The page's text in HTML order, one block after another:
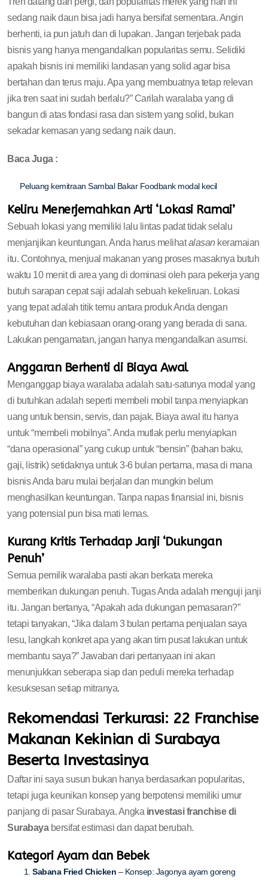
sedang naik daun bisa jadi hanya bersifat sementara. Angin
berhenti, ia pun jatuh dan di lupakan. Jangan terjebak pada
bisnis yang hanya mengandalkan popularitas semu. Selidiki
apakah bisnis ini memiliki landasan yang solid agar bisa
bertahan dan terus maju. Apa yang membuatnya tetap relevan
jika tren saat ini sudah berlalu?” Carilah waralaba yang di
bangun di atas fondasi rasa dan sistem yang solid, bukan
sekadar kemasan yang sedang naik daun.
Baca Juga :
Peluang kemitraan Sambal Bakar Foodbank modal kecil
Keliru Menerjemahkan Arti ‘Lokasi Ramai’
Sebuah lokasi yang memiliki lalu lintas padat tidak selalu
menjanjikan keuntungan. Anda harus melihatalasan keramaian
itu. Contohnya, menjual makanan yang proses masaknya butuh
waktu 10 menit di area yang di dominasi oleh para pekerja yang
butuh sarapan cepat saji adalah sebuah kekeliruan. Lokasi
yang tepat adalah titik temu antara produk Anda dengan
kebutuhan dan kebiasaan orang-orang yang berada di sana.
Lakukan pengamatan, jangan hanya mengandalkan asumsi.
Anggaran Berhenti di Biaya Awal
Menganggap biaya waralaba adalah satu-satunya modal yang
di butuhkan adalah seperti membeli mobil tanpa menyiapkan
uang untuk bensin, servis, dan pajak. Biaya awal itu hanya
untuk “membeli mobilnya”. Anda mutlak perlu menyiapkan
“dana operasional” yang cukup untuk “bensin” (bahan baku,
gaji, listrik) setidaknya untuk 3-6 bulan pertama, masa di mana
bisnis Anda baru mulai berjalan dan mungkin belum
menghasilkan keuntungan. Tanpa napas finansial ini, bisnis
yang potensial pun bisa mati lemas.
Kurang Kritis Terhadap Janji ‘Dukungan
Penuh’
Semua pemilik waralaba pasti akan berkata mereka
memberikan dukungan penuh. Tugas Anda adalah menguji janji
itu. Jangan bertanya, “Apakah ada dukungan pemasaran?”
tetapi tanyakan, “Jika dalam 3 bulan pertama penjualan saya
lesu, langkah konkret apa yang akan tim pusat lakukan untuk
membantu saya?” Jawaban dari pertanyaan ini akan
menunjukkan seberapa siap dan peduli mereka terhadap
kesuksesan setiap mitranya.
Rekomendasi Terkurasi: 22 Franchise
Makanan Kekinian di Surabaya
Beserta Investasinya
Daftar ini saya susun bukan hanya berdasarkan popularitas,
tetapi juga keunikan konsep yang berpotensi memiliki umur
panjang di pasar Surabaya. Angka investasi franchise di
Surabayabersifat estimasi dan dapat berubah.
Kategori Ayam dan Bebek
Sabana Fried Chicken – Konsep: Jagonya ayam goreng